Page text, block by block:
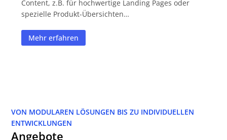
Content, z.B. für hochwertige Landing Pages oder
spezielle Produkt-Übersichten…
Mehr erfahren
VON MODULAREN LÖSUNGEN BIS ZU INDIVIDUELLEN
ENTWICKLUNGEN
Angebote